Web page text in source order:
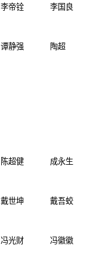
李帝铨 李国良
谭静强 陶超
陈超健 成永生
戴世坤 戴吾蛟
冯光财 冯徽徽